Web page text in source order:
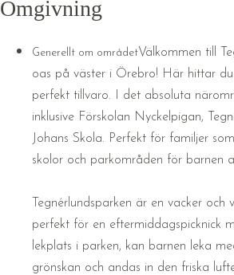
Omgivning
Generellt om områdetVälkommen till
oas på väster i Örebro! Här hittar
perfekt tillvaro. I det absoluta
inklusive Förskolan Nyckelpigan,
Johans Skola. Perfekt för familjer
skolor och parkområden för barnen
Tegnérlundsparken är en vacker
perfekt för en eftermiddagspicknick
lekplats i parken, kan barnen leka
grönskan och andas in den friska